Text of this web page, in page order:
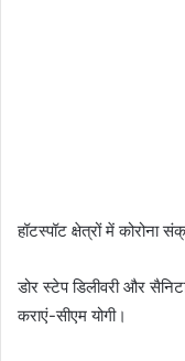
हॉटस्पॉट क्षेत्रों में कोरोना
डोर स्टेप डिलीवरी और
कराएं-सीएम योगी।